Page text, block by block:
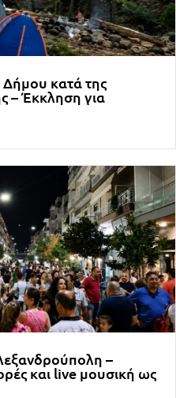
κατά της
– Έκκληση για
–
και live μουσική ως